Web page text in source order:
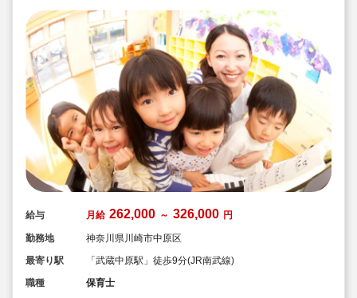
給与 月給 262,000 ～ 326,000 円
勤務地
神奈川県川崎市中原区
最寄り駅
「武蔵中原駅」徒歩9分(JR南武線)
職種
保育士